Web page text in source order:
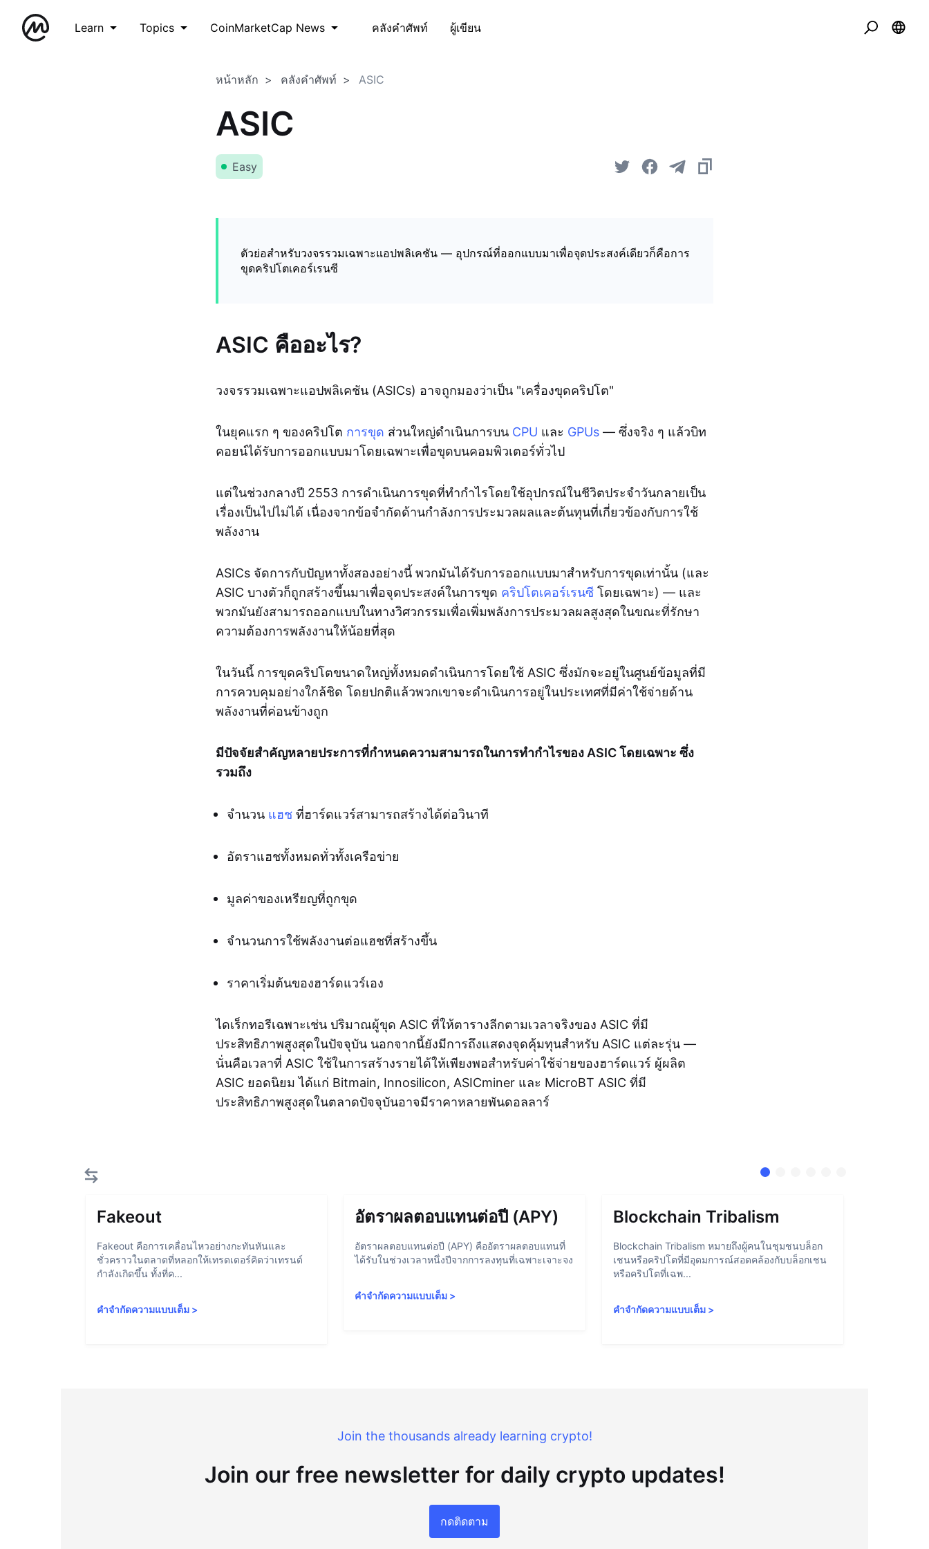
Learn Topics CoinMarketCap News คลังคำศัพท์ ผู้เขียน
หน้าหลัก คลังคำศัพท์ ASIC
ASIC
Easy
ตัวย่อสำหรับวงจรรวมเฉพาะแอปพลิเคชัน — อุปกรณ์ที่ออกแบบมาเพื่อจุดประสงค์เดียวก็คือการ
ขุดคริปโตเคอร์เรนซี
ASIC คืออะไร?
วงจรรวมเฉพาะแอปพลิเคชัน (ASICs) อาจถูกมองว่าเป็น "เครื่องขุดคริปโต"
ในยุคแรก ๆ ของคริปโต การขุด ส่วนใหญ่ดำเนินการบน CPU และ GPUs — ซึ่งจริง ๆ แล้วบิท
คอยน์ได้รับการออกแบบมาโดยเฉพาะเพื่อขุดบนคอมพิวเตอร์ทั่วไป
แต่ในช่วงกลางปี 2553 การดำเนินการขุดที่ทำกำไรโดยใช้อุปกรณ์ในชีวิตประจำวันกลายเป็น
เรื่องเป็นไปไม่ได้ เนื่องจากข้อจำกัดด้านกำลังการประมวลผลและต้นทุนที่เกี่ยวข้องกับการใช้
พลังงาน
ASICs จัดการกับปัญหาทั้งสองอย่างนี้ พวกมันได้รับการออกแบบมาสำหรับการขุดเท่านั้น (และ
ASIC บางตัวก็ถูกสร้างขึ้นมาเพื่อจุดประสงค์ในการขุด คริปโตเคอร์เรนซี โดยเฉพาะ) — และ
พวกมันยังสามารถออกแบบในทางวิศวกรรมเพื่อเพิ่มพลังการประมวลผลสูงสุดในขณะที่รักษา
ความต้องการพลังงานให้น้อยที่สุด
ในวันนี้ การขุดคริปโตขนาดใหญ่ทั้งหมดดำเนินการโดยใช้ ASIC ซึ่งมักจะอยู่ในศูนย์ข้อมูลที่มี
การควบคุมอย่างใกล้ชิด โดยปกติแล้วพวกเขาจะดำเนินการอยู่ในประเทศที่มีค่าใช้จ่ายด้าน
พลังงานที่ค่อนข้างถูก
มีปัจจัยสำคัญหลายประการที่กำหนดความสามารถในการทำกำไรของ ASIC โดยเฉพาะ ซึ่ง
รวมถึง
จำนวน แฮช ที่ฮาร์ดแวร์สามารถสร้างได้ต่อวินาที
อัตราแฮชทั้งหมดทั่วทั้งเครือข่าย
มูลค่าของเหรียญที่ถูกขุด
จำนวนการใช้พลังงานต่อแฮชที่สร้างขึ้น
ราคาเริ่มต้นของฮาร์ดแวร์เอง
ไดเร็กทอรีเฉพาะเช่น ปริมาณผู้ขุด ASIC ที่ให้ตารางลีกตามเวลาจริงของ ASIC ที่มี
ประสิทธิภาพสูงสุดในปัจจุบัน นอกจากนี้ยังมีการถึงแสดงจุดคุ้มทุนสำหรับ ASIC แต่ละรุ่น —
นั่นคือเวลาที่ ASIC ใช้ในการสร้างรายได้ให้เพียงพอสำหรับค่าใช้จ่ายของฮาร์ดแวร์ ผู้ผลิต
ASIC ยอดนิยม ได้แก่ Bitmain, Innosilicon, ASICminer และ MicroBT ASIC ที่มี
ประสิทธิภาพสูงสุดในตลาดปัจจุบันอาจมีราคาหลายพันดอลลาร์
Fakeout
Fakeout คือการเคลื่อนไหวอย่างกะทันหันและ
ชั่วคราวในตลาดที่หลอกให้เทรดเดอร์คิดว่าเทรนด์
กำลังเกิดขึ้น ทั้งที่ค...
คำจำกัดความแบบเต็ม >
อัตราผลตอบแทนต่อปี (APY)
อัตราผลตอบแทนต่อปี (APY) คืออัตราผลตอบแทนที่
ได้รับในช่วงเวลาหนึ่งปีจากการลงทุนที่เฉพาะเจาะจง
คำจำกัดความแบบเต็ม >
Blockchain Tribalism
Blockchain Tribalism หมายถึงผู้คนในชุมชนบล็อก
เชนหรือคริปโตที่มีอุดมการณ์สอดคล้องกับบล็อกเชน
หรือคริปโตที่เฉพ...
คำจำกัดความแบบเต็ม>
Join the thousands already learning crypto!
Join our free newsletter for daily crypto updates!
กดติดตาม